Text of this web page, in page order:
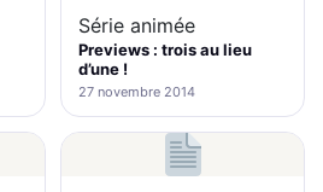
Série animée
Previews : trois au lieu
d’une !
27 novembre 2014